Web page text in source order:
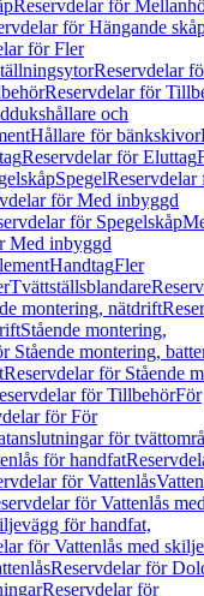
Reservdelar för
för Hängande
för Fler
Reservdelar
Reservdelar för
och
Hållare för bänkskivor
Reservdelar för Eluttag
SpegelReservdelar
för Med inbyggd
för Spegelskåp
Med inbyggd
HandtagFler
Tvättställsblandare
montering, nätdrift
Stående montering,
Stående montering,
Reservdelar för Stående
för TillbehörFör
för För
för
för handfat
för Vattenlås
för Vattenlås
för handfat,
för Vattenlås med
Reservdelar för
Reservdelar för